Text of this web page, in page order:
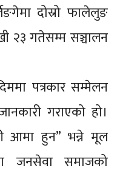
दोस्रो फालेलुङ
२३ गतेसम्म सञ्चालन
पत्रकार सम्मेलन
गराएको हो।
आमा हुन” भन्ने मूल
जनसेवा समाजको